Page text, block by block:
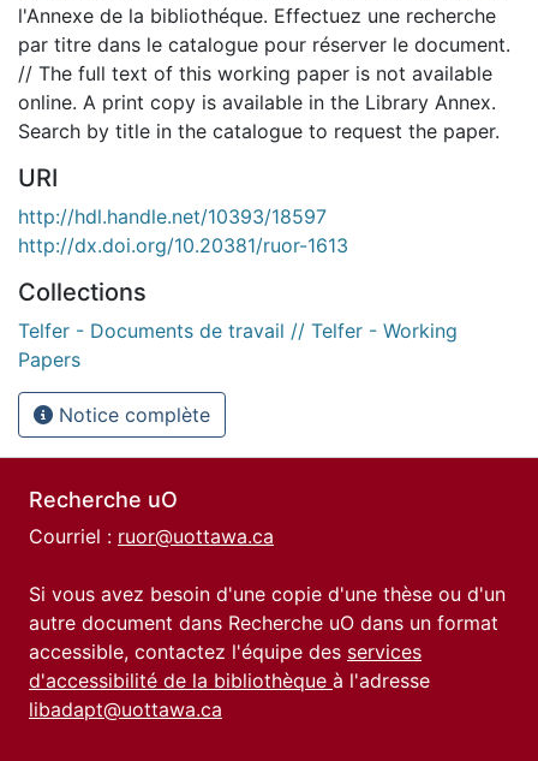
l'Annexe de la bibliothéque. Effectuez une recherche
par titre dans le catalogue pour réserver le document.
// The full text of this working paper is not available
online. A print copy is available in the Library Annex.
Search by title in the catalogue to request the paper.
URI
http://hdl.handle.net/10393/18597
http://dx.doi.org/10.20381/ruor-1613
Collections
Telfer - Documents de travail // Telfer - Working
Papers
Notice complète
Recherche uO
Courriel : ruor@uottawa.ca
Si vous avez besoin d'une copie d'une thèse ou d'un
autre document dans Recherche uO dans un format
accessible, contactez l'équipe des services
d'accessibilité de la bibliothèque à l'adresse
libadapt@uottawa.ca